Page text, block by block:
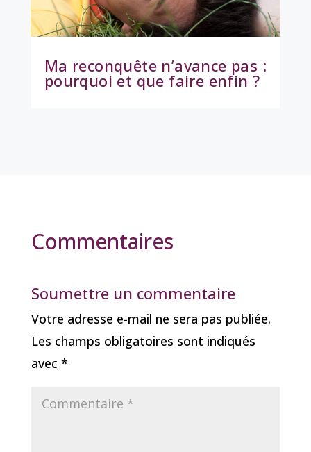
Ma reconquête n’avance pas :
pourquoi et que faire enfin ?
Commentaires
Soumettre un commentaire
Votre adresse e-mail ne sera pas publiée.
Les champs obligatoires sont indiqués
avec *